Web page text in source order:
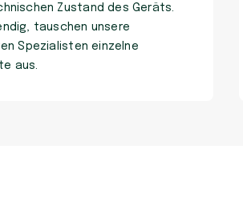
Zustand des Geräts.
tauschen unsere
Spezialisten einzelne
aus.